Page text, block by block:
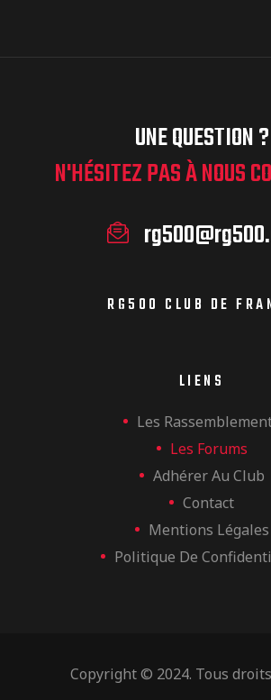
UNE QUESTION ?
N'HÉSITEZ PAS À NOUS
RG500 CLUB DE
LIENS
Les
Les Forums
Adhérer Au Club
Contact
Mentions Légales
Politique De
Copyright © 2024. Tous